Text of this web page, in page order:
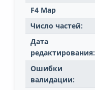
F4 Map
Число частей:
Дата
редактирования:
Ошибки
валидации: